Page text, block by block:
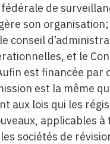
de
son
conseil
et le
est financée
est la même
aux lois qui les
applicables
sociétés de